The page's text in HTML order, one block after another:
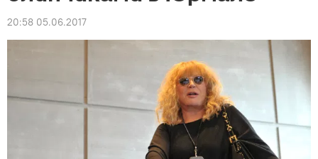
20:58 05.06.2017